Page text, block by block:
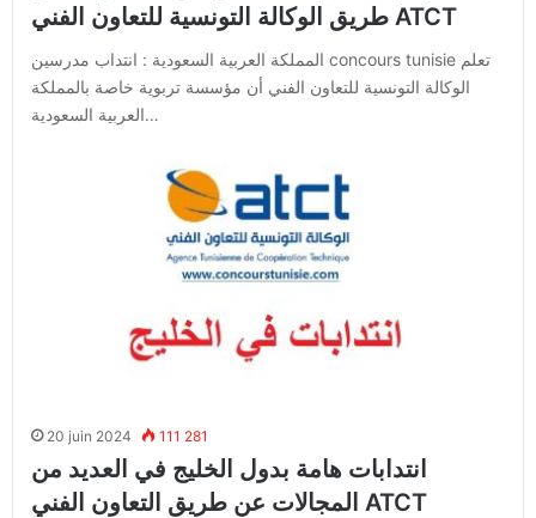
طريق الوكالة التونسية للتعاون الفني ATCT
المملكة العربية السعودية : انتداب مدرسين concours tunisie تعلم
الوكالة التونسية للتعاون الفني أن مؤسسة تربوية خاصة بالمملكة
العربية السعودية…
20 juin 2024 111 281
انتدابات هامة بدول الخليج في العديد من
المجالات عن طريق التعاون الفني ATCT